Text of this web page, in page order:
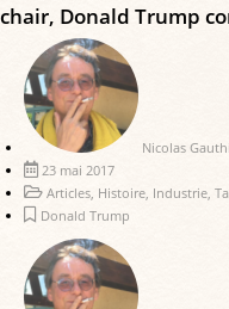
chair, Donald Trump
Nicolas
23 mai 2017
Articles, Histoire, Industrie,
Donald Trump